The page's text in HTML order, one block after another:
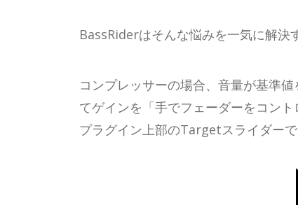
BassRiderはそんな悩みを一気に解決
コンプレッサーの場合、音量が基準
てゲインを「手でフェーダーをコン
プラグイン上部のTargetスライダー